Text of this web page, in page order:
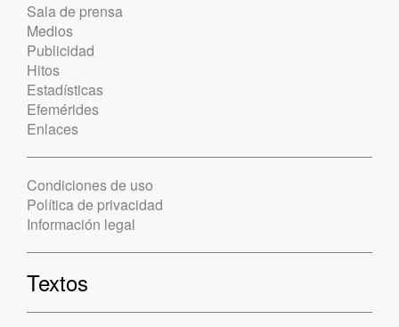
Sala de prensa
Medios
Publicidad
Hitos
Estadísticas
Efemérides
Enlaces
Condiciones de uso
Política de privacidad
Información legal
Textos